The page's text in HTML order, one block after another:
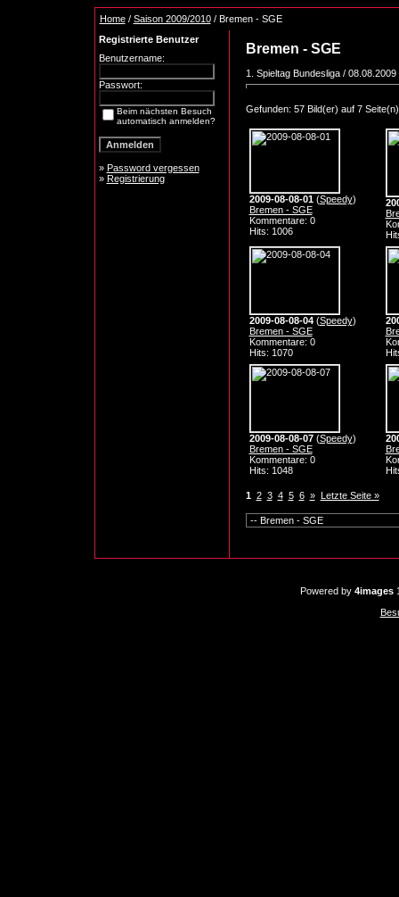
Home/ Saison 2009/2010/ Bremen - SGE
Registrierte Benutzer
Benutzername:
Passwort:
Beim nächsten Besuch
automatisch anmelden?
» Password vergessen
» Registrierung
Bremen - SGE
1. Spieltag Bundesliga /
Gefunden: 57 Bild(er) auf 7
2009-08-08-01(Speedy)
Bremen - SGE
Kommentare: 0
Hits: 1006
2009-08-08-04(Speedy)
Bremen - SGE
Kommentare: 0
Hits: 1070
2009-08-08-07(Speedy)
Bremen - SGE
Kommentare: 0
Hits: 1048
1 2 3 4 5 6 » Letzte Seite »
Powered by 4images